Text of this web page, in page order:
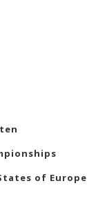
of Europe